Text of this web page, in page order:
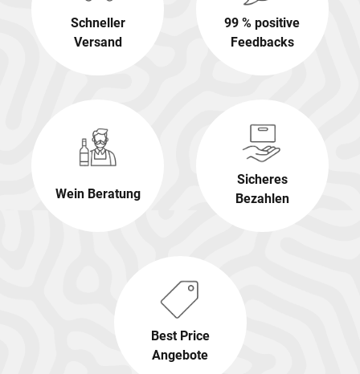
Schneller
Versand
99 % positive
Feedbacks
Wein Beratung
Sicheres
Bezahlen
Best Price
Angebote